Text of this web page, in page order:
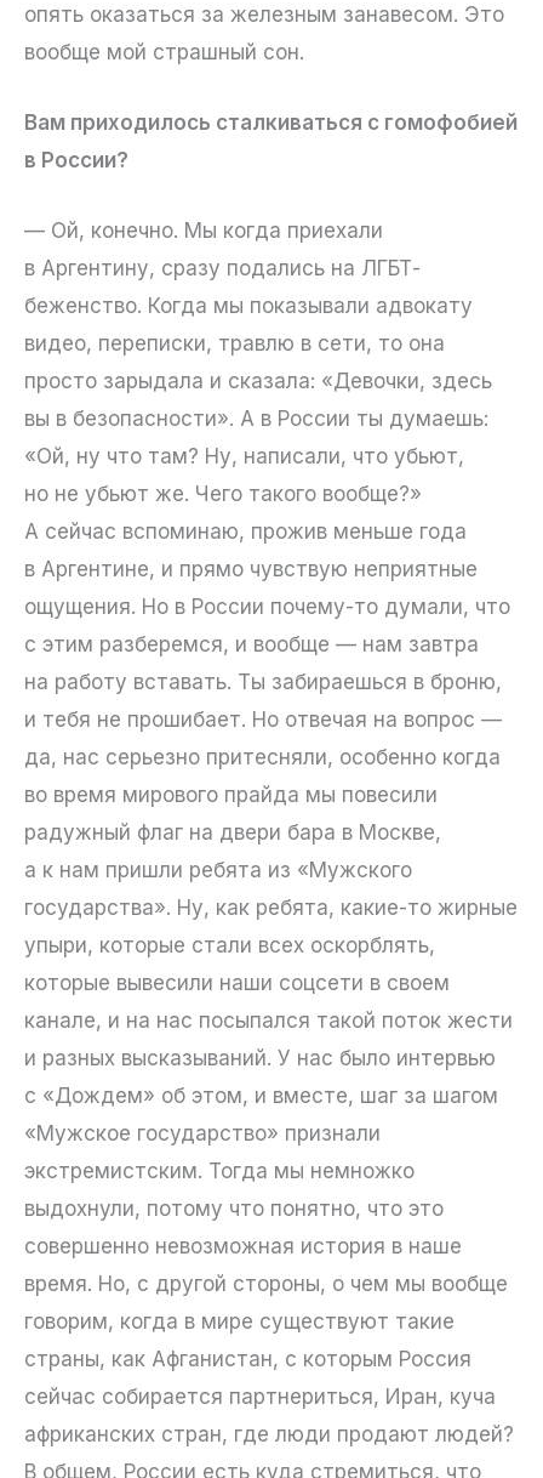
опять оказаться за железным занавесом. Это
вообще мой страшный сон.
Вам приходилось сталкиваться с гомофобией
в России?
— Ой, конечно. Мы когда приехали
в Аргентину, сразу подались на ЛГБТ-
беженство. Когда мы показывали адвокату
видео, переписки, травлю в сети, то она
просто зарыдала и сказала: «Девочки, здесь
вы в безопасности». А в России ты думаешь:
«Ой, ну что там? Ну, написали, что убьют,
но не убьют же. Чего такого вообще?»
А сейчас вспоминаю, прожив меньше года
в Аргентине, и прямо чувствую неприятные
ощущения. Но в России почему-то думали, что
с этим разберемся, и вообще — нам завтра
на работу вставать. Ты забираешься в броню,
и тебя не прошибает. Но отвечая на вопрос —
да, нас серьезно притесняли, особенно когда
во время мирового прайда мы повесили
радужный флаг на двери бара в Москве,
а к нам пришли ребята из «Мужского
государства». Ну, как ребята, какие-то жирные
упыри, которые стали всех оскорблять,
которые вывесили наши соцсети в своем
канале, и на нас посыпался такой поток жести
и разных высказываний. У нас было интервью
с «Дождем» об этом, и вместе, шаг за шагом
«Мужское государство» признали
экстремистским. Тогда мы немножко
выдохнули, потому что понятно, что это
совершенно невозможная история в наше
время. Но, с другой стороны, о чем мы вообще
говорим, когда в мире существуют такие
страны, как Афганистан, с которым Россия
сейчас собирается партнериться, Иран, куча
африканских стран, где люди продают людей?
В общем, России есть куда стремиться, что